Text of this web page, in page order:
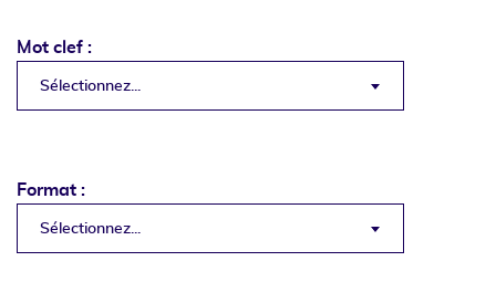
Mot clef :
Sélectionnez...
Format :
Sélectionnez...